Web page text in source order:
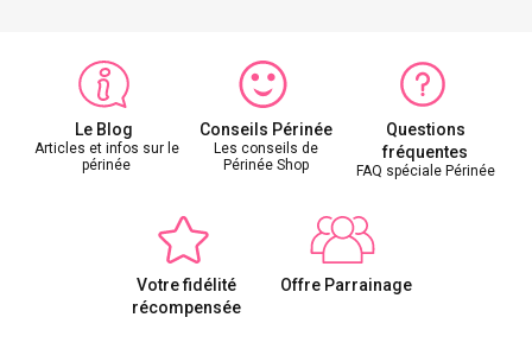
Le Blog
Articles et infos sur le
périnée
Conseils Périnée
Les conseils de
Périnée Shop
Questions
fréquentes
FAQ spéciale Périnée
Votre fidélité
récompensée
Offre Parrainage